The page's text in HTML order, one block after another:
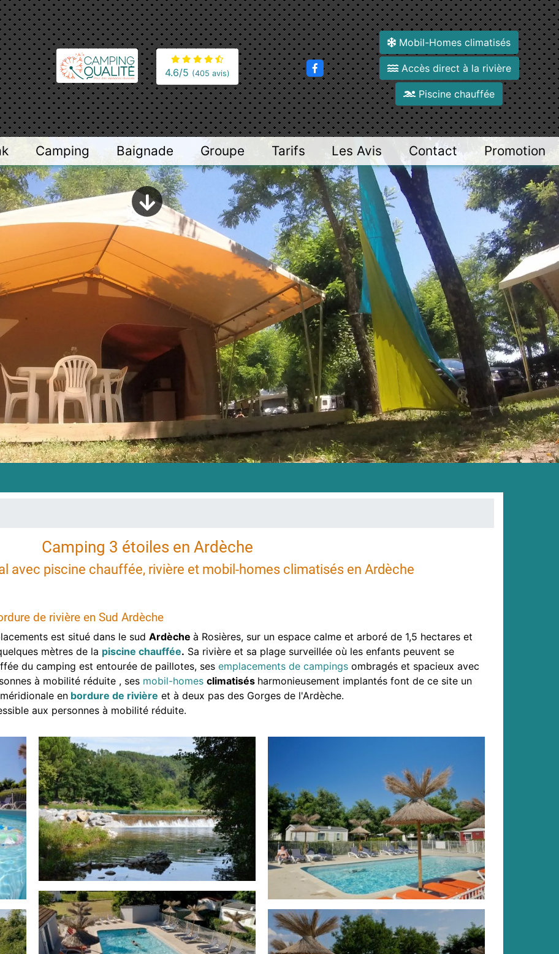
4.6/5 (405 avis)
Mobil-Homes climatisés
Accès direct à la rivière
Piscine chauffée
Camping Baignade Groupe Tarifs Les Avis Contact Promotion
Camping 3 étoiles en Ardèche
avec piscine chauffée, rivière et mobil-homes climatisés en Ardèche
de rivière en Sud Ardèche
est situé dans le sud Ardèche à Rosières, sur un espace calme et arboré de 1,5 hectares et
mètres de la piscine chauffée. Sa rivière et sa plage surveillée où les enfants peuvent se
du camping est entourée de paillotes, ses emplacements de campings ombragés et spacieux avec
à mobilité réduite , ses mobil-homes climatisés harmonieusement implantés font de ce site un
en bordure de rivière et à deux pas des Gorges de l'Ardèche.
aux personnes à mobilité réduite.